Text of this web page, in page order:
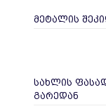
მეტალის
სახლის
გარედან